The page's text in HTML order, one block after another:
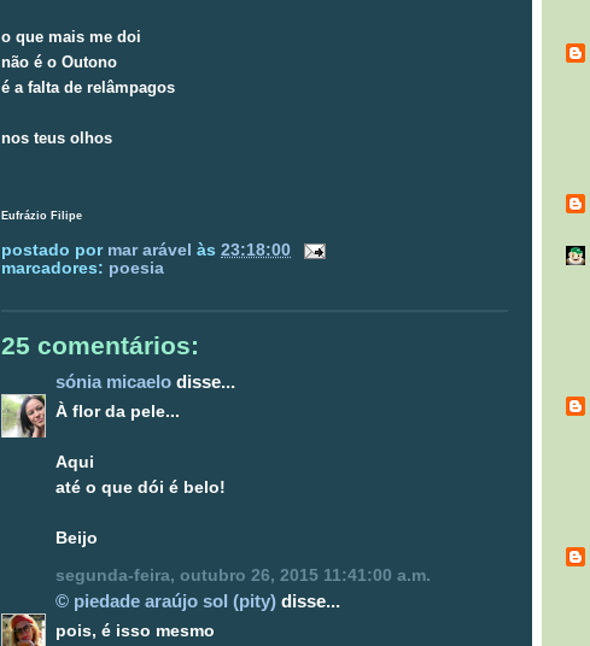
o que mais me doi
não é o Outono
é a falta de relâmpagos
nos teus olhos
Eufrázio Filipe
postado por mar arável às 23:18:00
marcadores: poesia
25 comentários:
sónia micaelo disse...
À flor da pele...
Aqui
até o que dói é belo!
Beijo
segunda-feira, outubro 26, 2015 11:41:00 a.m.
© piedade araújo sol (pity) disse...
pois, é isso mesmo